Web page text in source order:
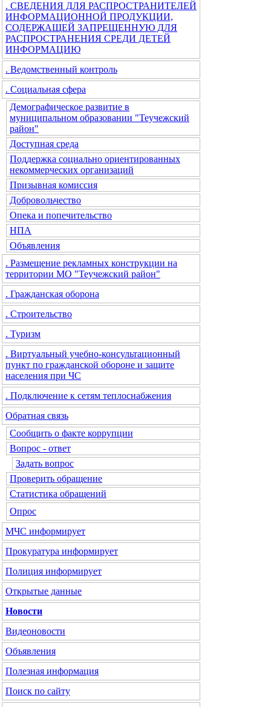
. СВЕДЕНИЯ ДЛЯ РАСПРОСТРАНИТЕЛЕЙ
ИНФОРМАЦИОННОЙ ПРОДУКЦИИ,
СОДЕРЖАЩЕЙ ЗАПРЕЩЕННУЮ ДЛЯ
РАСПРОСТРАНЕНИЯ СРЕДИ ДЕТЕЙ
ИНФОРМАЦИЮ
. Ведомственный контроль
. Социальная сфера
Демографическое развитие в
муниципальном образовании "Теучежский
район"
Доступная среда
Поддержка социально ориентированных
некоммерческих организаций
Призывная комиссия
Добровольчество
Опека и попечительство
НПА
Объявления
. Размещение рекламных конструкции на
территории МО "Теучежский район"
. Гражданская оборона
. Строительство
. Туризм
. Виртуальный учебно-консультационный
пункт по гражданской обороне и защите
населения при ЧС
. Подключение к сетям теплоснабжения
Обратная связь
Сообщить о факте коррупции
Вопрос - ответ
Задать вопрос
Проверить обращение
Статистика обращений
Опрос
МЧС информирует
Прокуратура информирует
Полиция информирует
Открытые данные
Новости
Видеоновости
Объявления
Полезная информация
Поиск по сайту